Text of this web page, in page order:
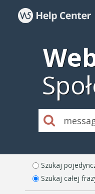
Szukaj
Szukaj całej